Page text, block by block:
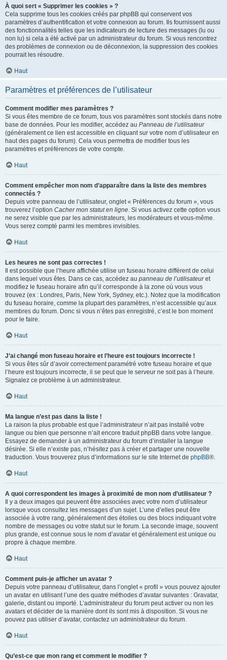
À quoi sert « Supprimer les cookies » ?
Cela supprime tous les cookies créés par phpBB qui conservent vos
paramètres d’authentification et votre connexion au forum. Ils fournissent aussi
des fonctionnalités telles que les indicateurs de lecture des messages (lu ou
non lu) si cela a été activé par un administrateur du forum. Si vous rencontrez
des problèmes de connexion ou de déconnexion, la suppression des cookies
pourrait les résoudre.
Haut
Paramètres et préférences de l’utilisateur
Comment modifier mes paramètres ?
Si vous êtes membre de ce forum, tous vos paramètres sont stockés dans notre
base de données. Pour les modifier, accédez au Panneau de l’utilisateur
(généralement ce lien est accessible en cliquant sur votre nom d’utilisateur en
haut des pages du forum). Cela vous permettra de modifier tous les
paramètres et préférences de votre compte.
Haut
Comment empêcher mon nom d’apparaître dans la liste des membres
connectés ?
Depuis votre panneau de l’utilisateur, onglet « Préférences du forum », vous
trouverez l’option Cacher mon statut en ligne. Si vous activez cette option vous
ne serez visible que par les administrateurs, les modérateurs et vous-même.
Vous serez compté parmi les membres invisibles.
Haut
Les heures ne sont pas correctes !
Il est possible que l’heure affichée utilise un fuseau horaire différent de celui
dans lequel vous êtes. Dans ce cas, accédez au panneau de l’utilisateuret
modifiez le fuseau horaire afin qu’il corresponde à la zone où vous vous
trouvez (ex : Londres, Paris, New York, Sydney, etc.). Notez que la modification
du fuseau horaire, comme la plupart des paramètres, n’est accessible qu’aux
membres du forum. Donc si vous n’êtes pas enregistré, c’est le bon moment
pour le faire.
Haut
J’ai changé mon fuseau horaire et l’heure est toujours incorrecte !
Si vous êtes sûr d’avoir correctement paramétré votre fuseau horaire et que
l’heure est toujours incorrecte, il se peut que le serveur ne soit pas à l’heure.
Signalez ce problème à un administrateur.
Haut
Ma langue n’est pas dans la liste !
La raison la plus probable est que l’administrateur n’ait pas installé votre
langue ou bien que personne n’ait encore traduit phpBB dans votre langue.
Essayez de demander à un administrateur du forum d’installer la langue
désirée. Si elle n’existe pas, n’hésitez pas à créer et partager une nouvelle
traduction. Vous trouverez plus d’informations sur le site Internet de phpBB®.
Haut
A quoi correspondent les images à proximité de mon nom d’utilisateur ?
Il y a deux images qui peuvent être associées avec votre nom d’utilisateur
lorsque vous consultez les messages d’un sujet. L’une d’elles peut être
associée à votre rang, généralement des étoiles ou des blocs indiquant votre
nombre de messages ou votre statut sur le forum. La seconde image, souvent
plus grande, est connue sous le nom d’avatar et généralement est unique ou
propre à chaque membre.
Haut
Comment puis-je afficher un avatar ?
Depuis votre panneau d’utilisateur, dans l’onglet « profil » vous pouvez ajouter
un avatar en utilisant l’une des quatre méthodes d’avatar suivantes : Gravatar,
galerie, distant ou importé. L’administrateur du forum peut activer ou non les
avatars et décider de la manière dont ils sont mis à disposition. Si vous ne
pouvez pas utiliser d’avatar, contactez un administrateur du forum.
Haut
Qu’est-ce que mon rang et comment le modifier ?